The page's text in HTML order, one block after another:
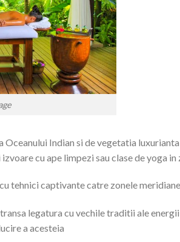
Indian si de vegetatia
cu ape limpezi sau clase de yoga in
tehnici captivante catre zonele
legatura cu vechile traditii ale
a acesteia